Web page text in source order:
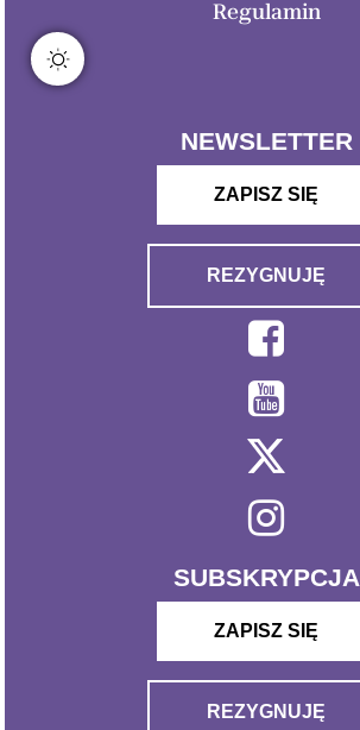
Regulamin
NEWSLETTER
ZAPISZ SIĘ
REZYGNUJĘ
SUBSKRYPCJA
ZAPISZ SIĘ
REZYGNUJĘ